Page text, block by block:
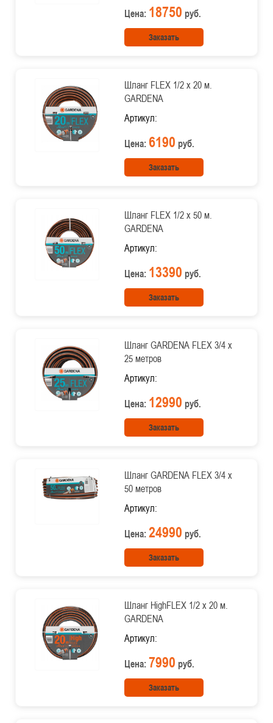
Цена: 18750 руб.
Заказать
Шланг FLEX 1/2 х 20 м.
GARDENA
Артикул:
Цена: 6190 руб.
Заказать
Шланг FLEX 1/2 х 50 м.
GARDENA
Артикул:
Цена: 13390 руб.
Заказать
Шланг GARDENA FLEX 3/4 х
25 метров
Артикул:
Цена: 12990 руб.
Заказать
Шланг GARDENA FLEX 3/4 х
50 метров
Артикул:
Цена: 24990 руб.
Заказать
Шланг HighFLEX 1/2 х 20 м.
GARDENA
Артикул:
Цена: 7990 руб.
Заказать